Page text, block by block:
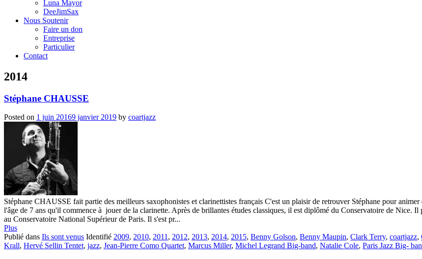
Luna Mayor
DeeJimSax
Nous Soutenir
Faire un don
Entreprise
Particulier
Contact
2014
Stéphane CHAUSSE
Posted on 1 juin 20169 janvier 2019 by coartjazz
Stéphane CHAUSSE fait partie des meilleurs saxophonistes et clarinettistes français C'est un plaisir de retrouver Stéphane pour
l'âge de 7 ans qu'il commence à jouer de la clarinette. Après de brillantes études classiques, il est diplômé du Conservatoire de Nice.
au Conservatoire National Supérieur de Paris. Il s'est pr...
Plus
Publié dans Ils sont venus Identifié 2009, 2010, 2011, 2012, 2013, 2014, 2015, Benny Golson, Benny Maupin, Clark Terry, coartjazz,
Krall, Hervé Sellin Tentet, jazz, Jean-Pierre Como Quartet, Marcus Miller, Michel Legrand Big-band, Natalie Cole, Paris Jazz Big-